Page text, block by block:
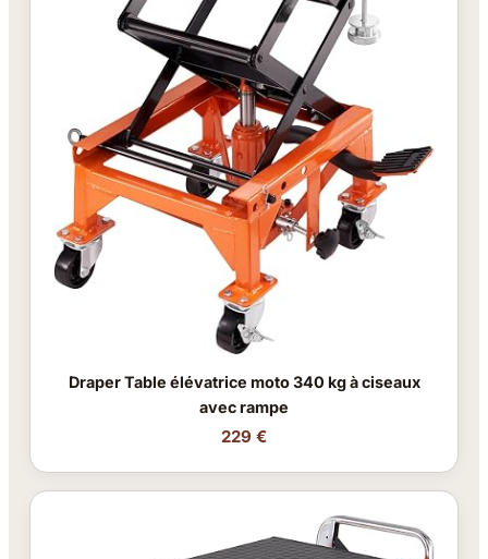
Draper Table élévatrice moto 340 kg à ciseaux
avec rampe
229 €